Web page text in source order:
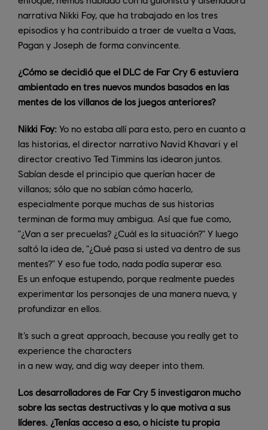
narrativa Nikki Foy, que ha trabajado en los tres
episodios y ha contribuido a traer de vuelta a Vaas,
Pagan y Joseph de forma convincente.
¿Cómo se decidió que el DLC de Far Cry 6 estuviera
ambientado en tres nuevos mundos basados en las
mentes de los villanos de los juegos anteriores?
Nikki Foy: Yo no estaba allí para esto, pero en cuanto a
las historias, el director narrativo Navid Khavari y el
director creativo Ted Timmins las idearon juntos.
Sabían desde el principio que querían hacer de
villanos; sólo que no sabían cómo hacerlo,
especialmente porque muchas de sus historias
terminan de forma muy ambigua. Así que fue como,
"¿Van a ser precuelas? ¿Cuál es la situación?" Y luego
saltó la idea de, "¿Qué pasa si usted va dentro de sus
mentes?" Y eso fue todo, nada podía superar eso.
Es un enfoque estupendo, porque realmente puedes
experimentar los personajes de una manera nueva, y
profundizar en ellos.
It’s such a great approach, because you really get to
experience the characters
in a new way, and dig way deeper into them.
Los desarrolladores de Far Cry 5 investigaron mucho
sobre las sectas destructivas y lo que motiva a sus
líderes. ¿Tenías acceso a eso, o hiciste tu propia